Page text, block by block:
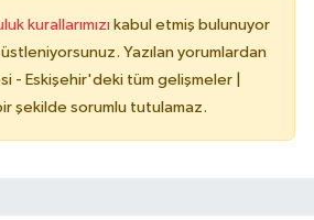
kurallarımızı kabul etmiş bulunuyor
Yazılan yorumlardan
- Eskişehir'deki tüm gelişmeler |
şekilde sorumlu tutulamaz.